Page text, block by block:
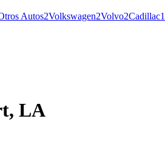
Autos2Volkswagen2Volvo2Cadillac1
LA